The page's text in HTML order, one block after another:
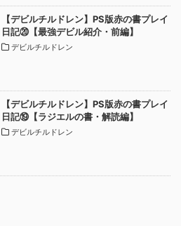
【デビルチルドレン】PS版赤の書プレイ
日記⑳【最強デビル紹介・前編】
デビルチルドレン
【デビルチルドレン】PS版赤の書プレイ
日記⑲【ラジエルの書・解読編】
デビルチルドレン